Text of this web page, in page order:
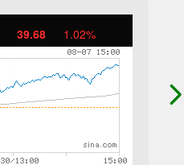
39.68 1.02%